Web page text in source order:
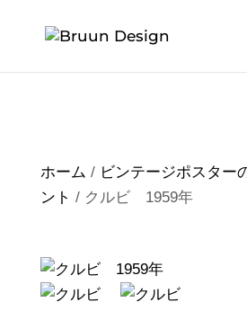
ホーム / ビンテージポスター
ント / クルビ 1959年